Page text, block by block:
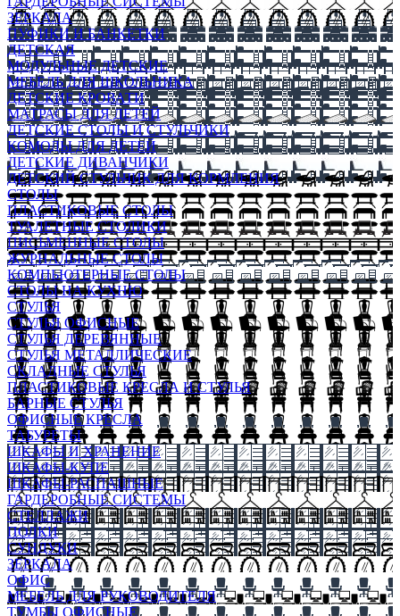
ЗЕРКАЛА
ПУФИКИ И БАНКЕТКИ
ДЕТСКАЯ
МОДУЛЬНЫЕ ДЕТСКИЕ
МЕБЕЛЬ ДЛЯ ШКОЛЬНИКА
ДЕТСКИЕ КРОВАТИ
МАТРАСЫ ДЛЯ ДЕТЕЙ
ДЕТСКИЕ СТОЛЫ И СТУЛЬЧИКИ
КОМОДЫ ДЛЯ ДЕТЕЙ
ДЕТСКИЕ ДИВАНЧИКИ
ДЕТСКИЙ СТУЛЬЧИК ДЛЯ КОРМЛЕНИЯ
СТОЛЫ
ПЛАСТИКОВЫЕ СТОЛЫ
ТУАЛЕТНЫЕ СТОЛИКИ
ПИСЬМЕННЫЕ СТОЛЫ
ЖУРНАЛЬНЫЕ СТОЛЫ
КОМПЬЮТЕРНЫЕ СТОЛЫ
СТОЛЫ НА КУХНЮ
СТУЛЬЯ
СТУЛЬЯ ОФИСНЫЕ
СТУЛЬЯ ДЕРЕВЯННЫЕ
СТУЛЬЯ МЕТАЛЛИЧЕСКИЕ
СКЛАДНЫЕ СТУЛЬЯ
ПЛАСТИКОВЫЕ КРЕСЛА И СТУЛЬЯ
БАРНЫЕ СТУЛЬЯ
ОФИСНЫЕ КРЕСЛА
ТАБУРЕТЫ
ШКАФЫ И ХРАНЕНИЕ
ШКАФЫ-КУПЕ
ШКАФЫ-РАСПАШНЫЕ
ГАРДЕРОБНЫЕ СИСТЕМЫ
СТЕЛЛАЖИ
ПОЛКИ
СУНДУКИ
ЗЕРКАЛА
ОФИС
МЕБЕЛЬ ДЛЯ РУКОВОДИТЕЛЯ
ТУМБЫ ОФИСНЫЕ